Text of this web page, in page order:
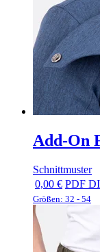
Add-On
Schnittmuster
0,00 € PDF
Größen: 32 - 54